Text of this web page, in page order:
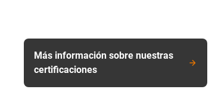
Más información sobre nuestras
certificaciones